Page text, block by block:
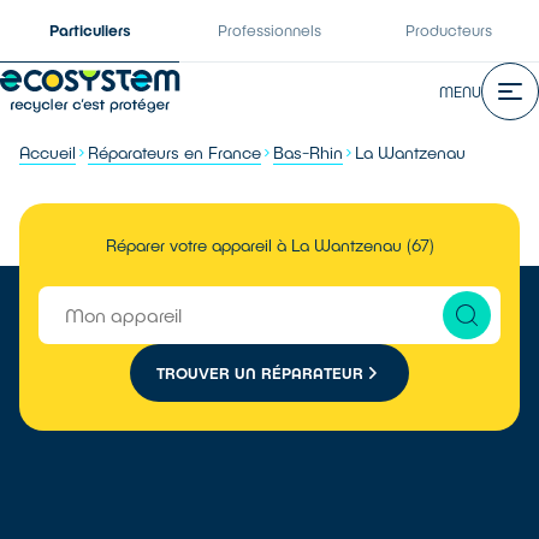
Particuliers Professionnels Producteurs
MENU
Accueil Réparateurs en France Bas-Rhin La Wantzenau
Réparer votre appareil à La Wantzenau (67)
TROUVER UN RÉPARATEUR